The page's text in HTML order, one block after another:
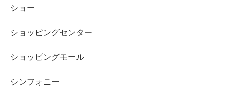
ショー
ショッピングセンター
ショッピングモール
シンフォニー